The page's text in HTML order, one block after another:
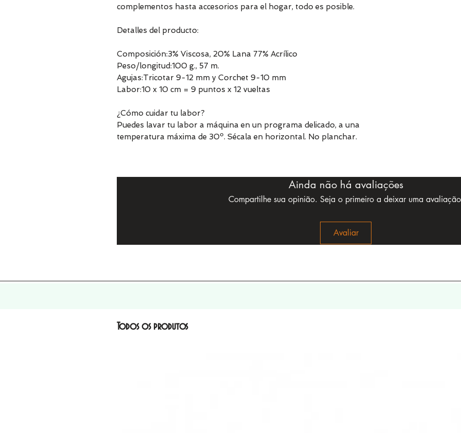
complementos hasta accesorios para el hogar, todo es posible.
Detalles del producto:
Composición:3% Viscosa, 20% Lana 77% Acrílico
Peso/longitud:100 g., 57 m.
Agujas:Tricotar 9-12 mm y Corchet 9-10 mm
Labor:10 x 10 cm = 9 puntos x 12 vueltas
¿Cómo cuidar tu labor?
Puedes lavar tu labor a máquina en un programa delicado, a una
temperatura máxima de 30º. Sécala en horizontal. No planchar.
Ainda não há avaliações
Compartilhe sua opinião. Seja o primeiro a deixar uma
Avaliar
Todos os produtos